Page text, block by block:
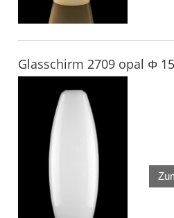
Glasschirm 2709 opal Φ